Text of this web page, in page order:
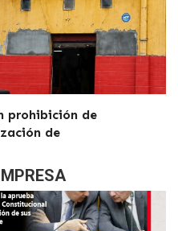
prohibición de
de